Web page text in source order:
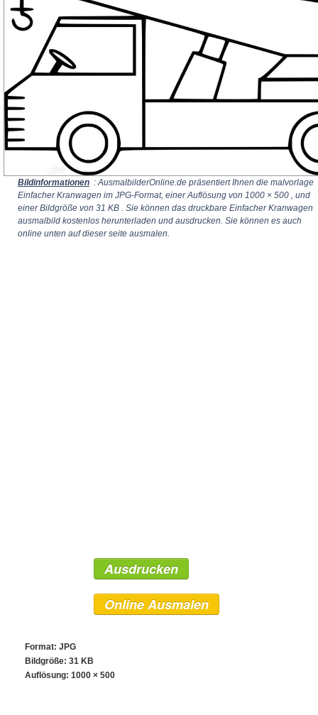
Bildinformationen : AusmalbilderOnline.de präsentiert Ihnen die malvorlage
Einfacher Kranwagen im JPG-Format, einer Auflösung von 1000 × 500 , und
einer Bildgröße von 31 KB . Sie können das druckbare Einfacher Kranwagen
ausmalbild kostenlos herunterladen und ausdrucken. Sie können es auch
online unten auf dieser seite ausmalen.
Ausdrucken
Online Ausmalen
Format: JPG
Bildgröße: 31 KB
Auflösung: 1000 × 500